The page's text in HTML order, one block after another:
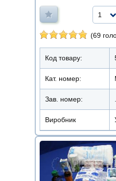
1
(69
Код товару:
Кат. номер:
Зав. номер:
Виробник